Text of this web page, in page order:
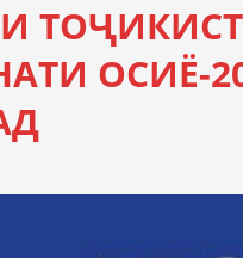
ОСИЁ-